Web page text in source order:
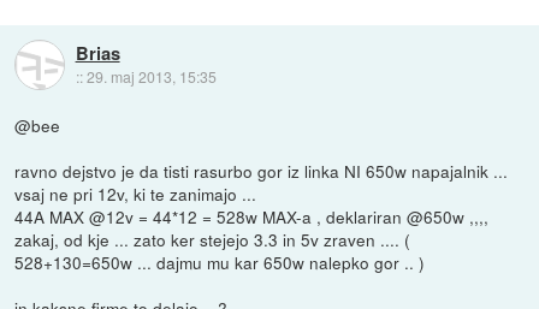
Brias
::29. maj 2013, 15:35
@bee
ravno dejstvo je da tisti rasurbo gor iz linka NI 650w napajalnik ...
vsaj ne pri 12v, ki te zanimajo ...
44A MAX @12v = 44*12 = 528w MAX-a , deklariran @650w ,,,,
zakaj, od kje ... zato ker stejejo 3.3 in 5v zraven .... (
528+130=650w ... dajmu mu kar 650w nalepko gor .. )